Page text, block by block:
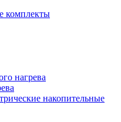
комплекты
нагрева
накопительные